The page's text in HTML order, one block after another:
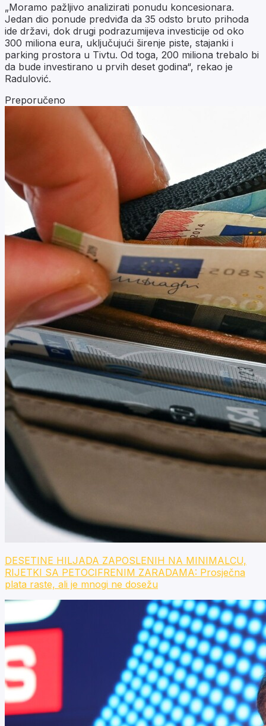
„Moramo pažljivo analizirati ponudu koncesionara.
Jedan dio ponude predviđa da 35 odsto bruto prihoda
ide državi, dok drugi podrazumijeva investicije od oko
300 miliona eura, uključujući širenje piste, stajanki i
parking prostora u Tivtu. Od toga, 200 miliona trebalo bi
da bude investirano u prvih deset godina“, rekao je
Radulović.
Preporučeno
DESETINE HILJADA ZAPOSLENIH NA MINIMALCU,
RIJETKI SA PETOCIFRENIM ZARADAMA: Prosječna
plata raste, ali je mnogi ne dosežu